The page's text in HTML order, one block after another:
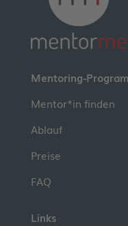
Mentoring-
Mentor*in finden
Ablauf
Preise
FAQ
Links